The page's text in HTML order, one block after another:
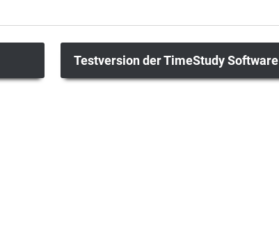
Testversion der TimeStudy Software